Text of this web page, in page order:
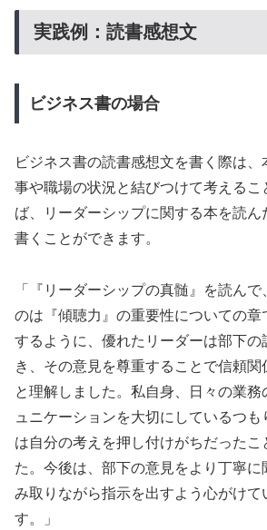
実践例：読書感想文
ビジネス書の場合
ビジネス書の読書感想文を書く際は
事や職場の状況と結びつけて考えるこ
ば、リーダーシップに関する本を読ん
書くことができます。
「『リーダーシップの真髄』を読ん
のは『傾聴力』の重要性についての章
するように、優れたリーダーは部下の
き、その意見を尊重することで信頼
と理解しました。私自身、日々の業務
ュニケーションを大切にしているつ
は自分の考えを押し付けがちだったこ
た。今後は、部下の意見をより丁寧に
み取りながら指示を出すよう心がけて
す。」